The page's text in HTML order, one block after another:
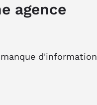
agence
d'information